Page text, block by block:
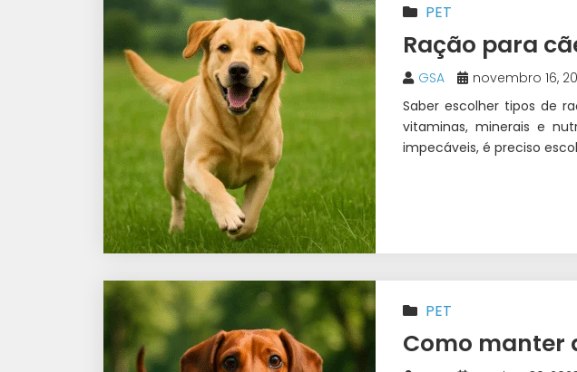
PET
Ração para
GSA novembro 16,
Saber escolher tipos de
vitaminas, minerais e
impecáveis, é preciso
PET
Como manter